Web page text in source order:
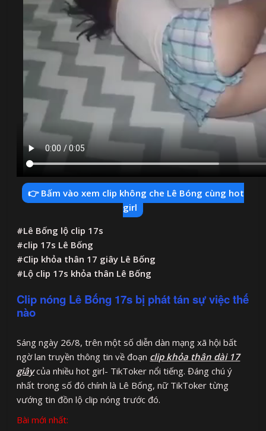
👉 Bấm vào xem clip không che Lê Bóng cùng hot
girl
#Lê Bống lộ clip 17s
#clip 17s Lê Bống
#Clip khỏa thân 17 giây Lê Bống
#Lộ clip 17s khỏa thân Lê Bống
Clip nóng Lê Bống 17s bị phát tán sự việc thế
nào
Sáng ngày 26/8, trên một số diễn dàn mạng xã hội bất
ngờ lan truyền thông tin về đoạn clip khỏa thân dài 17
giâycủa nhiều hot girl- TikToker nổi tiếng. Đáng chú ý
nhất trong số đó chính là Lê Bống, nữ TikToker từng
vướng tin đồn lộ clip nóng trước đó.
Bài mới nhất: